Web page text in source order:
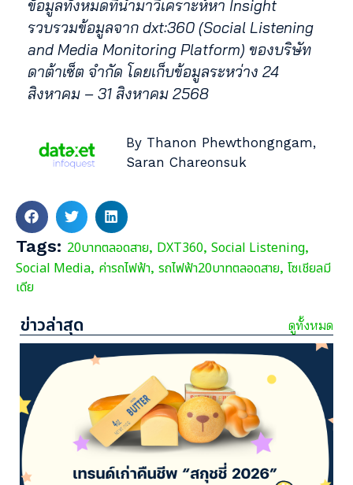
ข้อมูลทั้งหมดที่นำมาวิเคราะห์หา Insight
รวบรวมข้อมูลจาก dxt:360 (Social Listening
and Media Monitoring Platform) ของบริษัท
ดาต้าเซ็ต จำกัด โดยเก็บข้อมูลระหว่าง 24
สิงหาคม – 31 สิงหาคม 2568
By Thanon Phewthongngam,
Saran Chareonsuk
Tags: 20บาทตลอดสาย, DXT360, Social Listening,
Social Media, ค่ารถไฟฟ้า, รถไฟฟ้า20บาทตลอดสาย, โซเชียลมี
เดีย
ข่าวล่าสุด ดูทั้งหมด